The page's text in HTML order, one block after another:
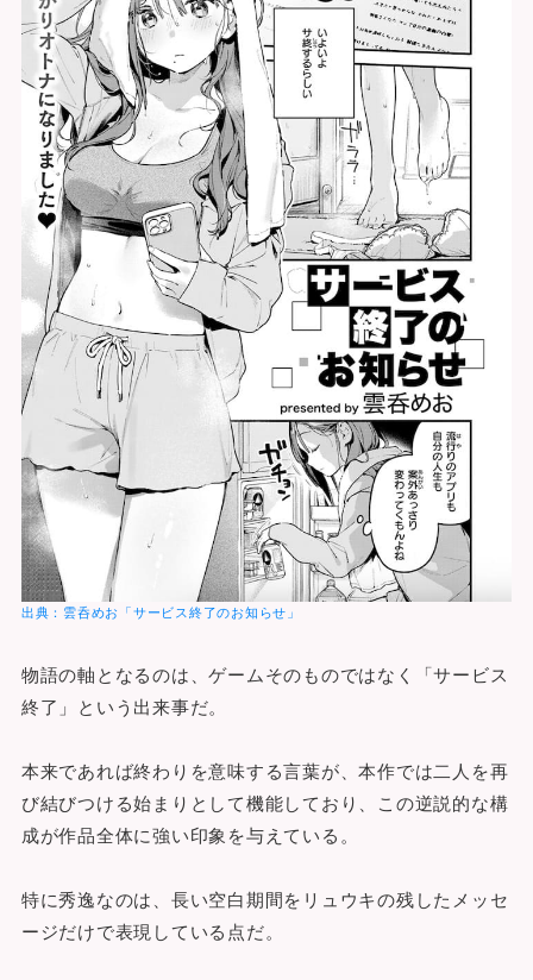
出典：雲呑めお「サービス終了のお知らせ」
物語の軸となるのは、ゲームそのものではなく「サービス
終了」という出来事だ。
本来であれば終わりを意味する言葉が、本作では二人を再
び結びつける始まりとして機能しており、この逆説的な構
成が作品全体に強い印象を与えている。
特に秀逸なのは、長い空白期間をリュウキの残したメッセ
ージだけで表現している点だ。